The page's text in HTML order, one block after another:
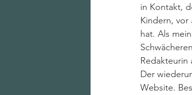
in Kontakt,
Kindern,
hat. Als
Redakteurin
Der
Website.